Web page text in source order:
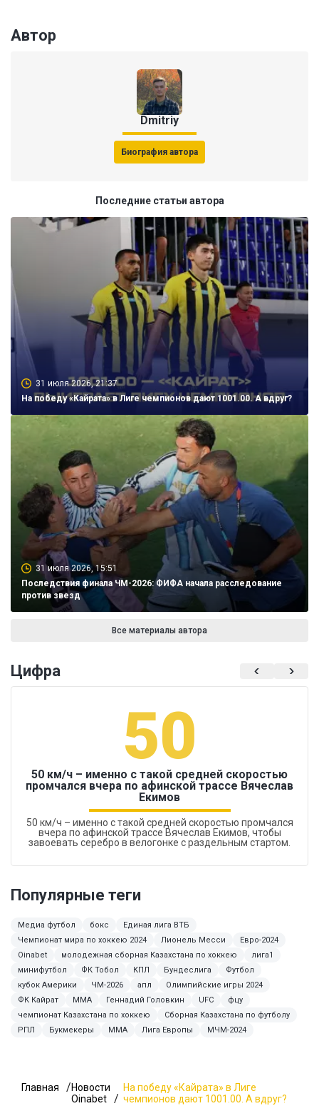
Автор
Dmitriy
Биография автора
Последние статьи автора
31 июля 2026, 21:37
На победу «Кайрата» в Лиге чемпионов дают 1001.00. А вдруг?
31 июля 2026, 15:51
Последствия финала ЧМ-2026: ФИФА начала расследование
против звезд
Все материалы автора
Цифра
50
50 км/ч – именно с такой средней скоростью
промчался вчера по афинской трассе Вячеслав
Екимов
50 км/ч – именно с такой средней скоростью промчался
вчера по афинской трассе Вячеслав Екимов, чтобы
завоевать серебро в велогонке с раздельным стартом.
Популярные теги
Медиа футбол бокс
Единая лига ВТБ
Чемпионат мира по хоккею 2024
Лионель Месси
Евро-2024
Oinabet
молодежная сборная Казахстана по хоккею
лига1
минифутбол
ФК Тобол КПЛ Бундеслига
Футбол
кубок Америки
ЧМ-2026 апл
Олимпийские игры 2024
ФК Кайрат
ММА Геннадий Головкин UFC
фцу
чемпионат Казахстана по хоккею
Сборная Казахстана по футболу
РПЛ
Букмекеры MMA Лига Европы МЧМ-2024
Главная
Новости
Oinabet
На победу «Кайрата» в Лиге
чемпионов дают 1001.00. А вдруг?